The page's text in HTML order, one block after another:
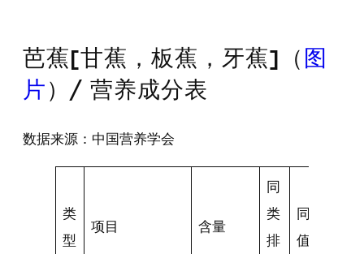
芭蕉[甘蕉，板蕉，牙蕉]（ 图
片 ）/ 营养成分表
数据来源：中国营养学会
类
型
项目 含量
同
类
排
同类均
值